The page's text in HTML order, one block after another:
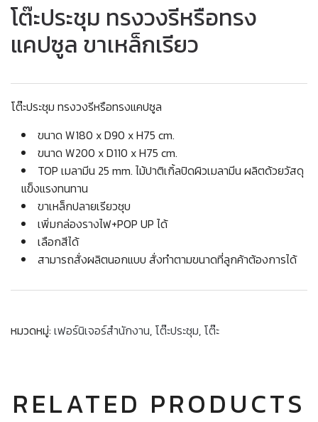
โต๊ะประชุม ทรงวงรีหรือทรง
แคปซูล ขาเหล็กเรียว
โต๊ะประชุม ทรงวงรีหรือทรงแคปซูล
ขนาด W180 x D90 x H75 cm.
ขนาด W200 x D110 x H75 cm.
TOP เมลามีน 25 mm. ไม้ปาติเกิ้ลปิดผิวเมลามีน ผลิตด้วยวัสดุ
แข็งแรงทนทาน
ขาเหล็กปลายเรียวชุบ
เพิ่มกล่องรางไฟ+POP UP ได้
เลือกสีได้
สามารถสั่งผลิตนอกแบบ สั่งทำตามขนาดที่ลูกค้าต้องการได้
หมวดหมู่: เฟอร์นิเจอร์สำนักงาน, โต๊ะประชุม, โต๊ะ
RELATED PRODUCTS